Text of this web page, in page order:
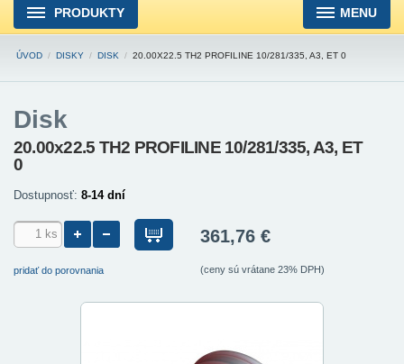
PRODUKTY MENU
ÚVOD / DISKY / DISK / 20.00X22.5 TH2 PROFILINE 10/281/335, A3, ET 0
Disk
20.00x22.5 TH2 PROFILINE 10/281/335, A3, ET
0
Dostupnosť: 8-14 dní
pridať do porovnania
361,76 €
(ceny sú vrátane 23% DPH)